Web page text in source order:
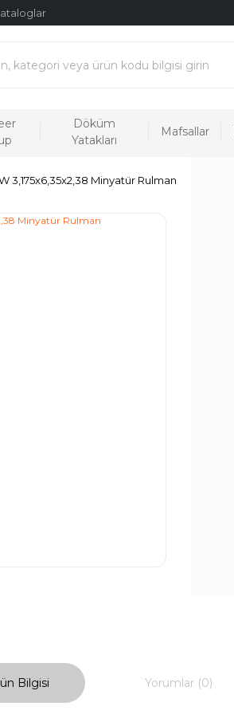
Döküm
Yatakları
Mafsallar
3,175x6,35x2,38 Minyatür Rulman
Bilgisi Yorumlar (0)